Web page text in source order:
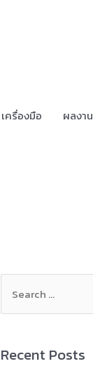
เครื่องมือ ผลงาน
rRecent Posts